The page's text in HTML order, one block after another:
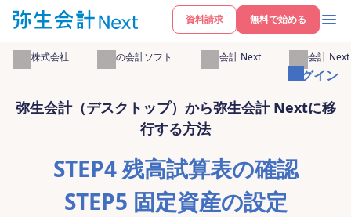
無料で始める
資料請求
弥生株式会社 弥生の会計ソフト 弥生会計 Next 弥生会計
ログイン
弥生会計（デスクトップ）から弥生会計 Nextに移
行する方法
STEP4 残高試算表の確認
STEP5 固定資産の設定